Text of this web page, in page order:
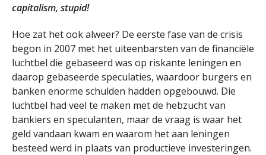
capitalism, stupid!
Hoe zat het ook alweer? De eerste fase van de crisis
begon in 2007 met het uiteenbarsten van de financiële
luchtbel die gebaseerd was op riskante leningen en
daarop gebaseerde speculaties, waardoor burgers en
banken enorme schulden hadden opgebouwd. Die
luchtbel had veel te maken met de hebzucht van
bankiers en speculanten, maar de vraag is waar het
geld vandaan kwam en waarom het aan leningen
besteed werd in plaats van productieve investeringen.